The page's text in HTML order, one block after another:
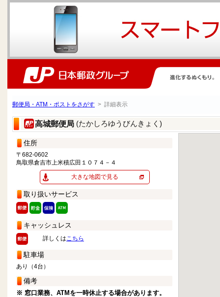
郵便局・ATM・ポストをさがす > 詳細表示
高城郵便局 (たかしろゆうびんきょく)
住所
〒682-0602
鳥取県倉吉市上米積広田１０７４－４
大きな地図で見る
取り扱いサービス
キャッシュレス
詳しくはこちら
駐車場
あり（4台）
備考
※ 窓口業務、ATMを一時休止する場合があります。